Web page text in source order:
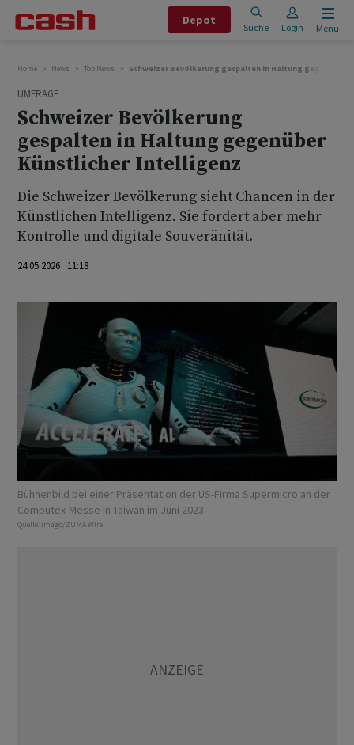
Depot
Suche Login Menu
Home News Top News Schweizer Bevölkerung gespalten in Haltung gegenüber
UMFRAGE
Schweizer Bevölkerung
gespalten in Haltung gegenüber
Künstlicher Intelligenz
Die Schweizer Bevölkerung sieht Chancen in der
Künstlichen Intelligenz. Sie fordert aber mehr
Kontrolle und digitale Souveränität.
24.05.2026 11:18
Bühnenbild bei einer Präsentation der US-Firma Supermicro an der
Computex-Messe in Taiwan im Juni 2023.
Quelle: imago/ZUMA Wire